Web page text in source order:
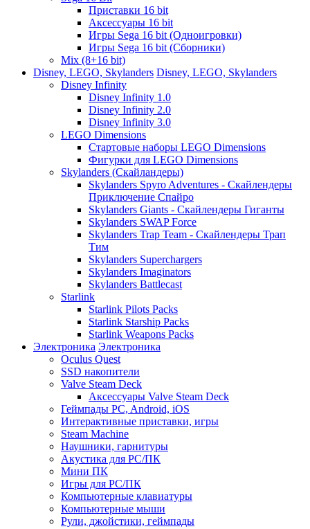
Приставки 16 bit
Аксессуары 16 bit
Игры Sega 16 bit (Одноигровки)
Игры Sega 16 bit (Сборники)
Mix (8+16 bit)
Disney, LEGO, Skylanders Disney, LEGO, Skylanders
Disney Infinity
Disney Infinity 1.0
Disney Infinity 2.0
Disney Infinity 3.0
LEGO Dimensions
Стартовые наборы LEGO Dimensions
Фигурки для LEGO Dimensions
Skylanders (Скайландеры)
Skylanders Spyro Adventures - Скайлендеры
Приключение Спайро
Skylanders Giants - Скайлендеры Гиганты
Skylanders SWAP Force
Skylanders Trap Team - Скайлендеры Трап
Тим
Skylanders Superchargers
Skylanders Imaginators
Skylanders Battlecast
Starlink
Starlink Pilots Packs
Starlink Starship Packs
Starlink Weapons Packs
Электроника Электроника
Oculus Quest
SSD накопители
Valve Steam Deck
Аксессуары Valve Steam Deck
Геймпады PC, Android, iOS
Интерактивные приставки, игры
Steam Machine
Наушники, гарнитуры
Акустика для PC/ПК
Мини ПК
Игры для PC/ПК
Компьютерные клавиатуры
Компьютерные мыши
Рули, джойстики, геймпады